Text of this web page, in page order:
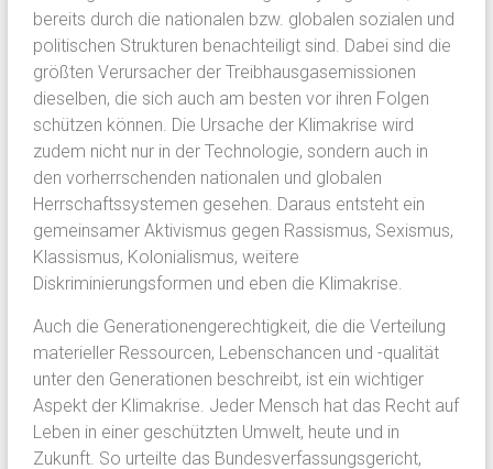
bereits durch die nationalen bzw. globalen sozialen und
politischen Strukturen benachteiligt sind. Dabei sind die
größten Verursacher der Treibhausgasemissionen
dieselben, die sich auch am besten vor ihren Folgen
schützen können. Die Ursache der Klimakrise wird
zudem nicht nur in der Technologie, sondern auch in
den vorherrschenden nationalen und globalen
Herrschaftssystemen gesehen. Daraus entsteht ein
gemeinsamer Aktivismus gegen Rassismus, Sexismus,
Klassismus, Kolonialismus, weitere
Diskriminierungsformen und eben die Klimakrise.
Auch die Generationengerechtigkeit, die die Verteilung
materieller Ressourcen, Lebenschancen und -qualität
unter den Generationen beschreibt, ist ein wichtiger
Aspekt der Klimakrise. Jeder Mensch hat das Recht auf
Leben in einer geschützten Umwelt, heute und in
Zukunft. So urteilte das Bundesverfassungsgericht,